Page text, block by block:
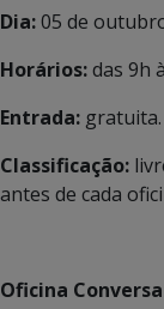
Dia:05 de
Horários:das 9h
Entrada: gratuita.
Classificação:
antes de cada
Oficina